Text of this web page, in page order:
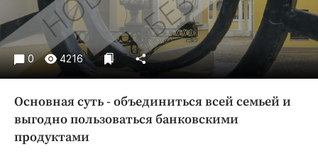
Образование
Общество
Погода
Праздники
Происшествия
Спорт
Экономика и бизнес
0 4216
Основная суть - объединиться всей семьей и
выгодно пользоваться банковскими
продуктами